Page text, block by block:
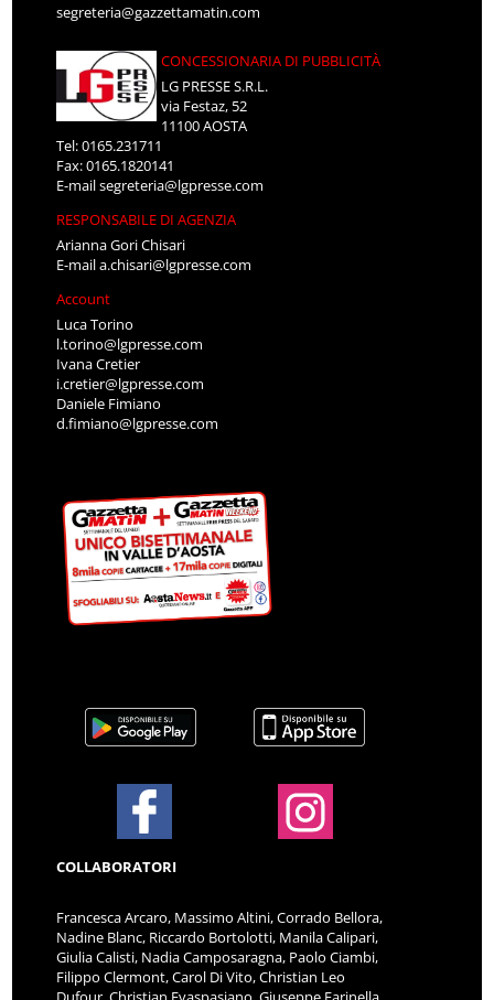
segreteria@gazzettamatin.com
CONCESSIONARIA DI PUBBLICITÀ
LG PRESSE S.R.L.
via Festaz, 52
11100 AOSTA
Tel: 0165.231711
Fax: 0165.1820141
E-mailsegreteria@lgpresse.com
RESPONSABILE DI AGENZIA
Arianna Gori Chisari
E-maila.chisari@lgpresse.com
Account
Luca Torino
l.torino@lgpresse.com
Ivana Cretier
i.cretier@lgpresse.com
Daniele Fimiano
d.fimiano@lgpresse.com
COLLABORATORI
Francesca Arcaro, Massimo Altini, Corrado Bellora,
Nadine Blanc, Riccardo Bortolotti, Manila Calipari,
Giulia Calisti, Nadia Camposaragna, Paolo Ciambi,
Filippo Clermont, Carol Di Vito, Christian Leo